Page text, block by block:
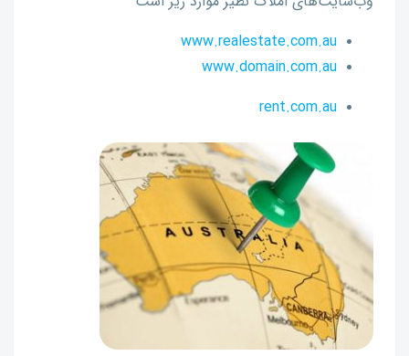
www.realestate.com.au
www.domain.com.au
rent.com.au